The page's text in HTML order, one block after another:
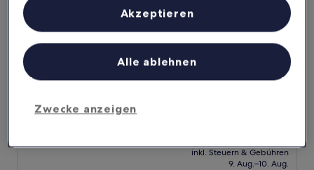
Hotel Servigroup Montíboli
Hotel Servigroup Montíboli
5.0-
Unterkunft
9.2
Wunderbar,
9,2/10 Wunderbar (234 Bewertungen)
Preis
beträgt
inkl. Steuern & Gebühren
9. Aug.–10. Aug.
Zielgruppenforschung sowie Entwicklung und Verbesserung von
Liste der Partner (Lieferanten)
Zwecke anzeigen
Alle ablehnen
Akzeptieren